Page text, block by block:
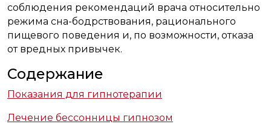
соблюдения рекомендаций врача относительно
режима сна-бодрствования, рационального
пищевого поведения и, по возможности, отказа
от вредных привычек.
Содержание
Показания для гипнотерапии
Лечение бессонницы гипнозом